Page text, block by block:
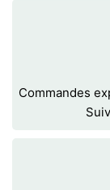
Commandes